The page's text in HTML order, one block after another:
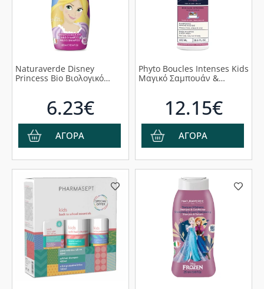
Naturaverde Disney
Princess Bio Βιολογικό
6.23€
ΑΓΟΡΑ
Phyto Boucles Intenses Kids
Μαγικό Σαμπουάν &
12.15€
ΑΓΟΡΑ